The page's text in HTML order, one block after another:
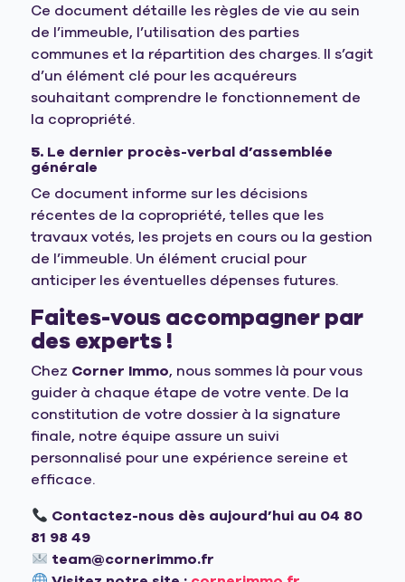
Ce document détaille les règles de vie au sein
de l’immeuble, l’utilisation des parties
communes et la répartition des charges. Il s’agit
d’un élément clé pour les acquéreurs
souhaitant comprendre le fonctionnement de
la copropriété.
5. Le dernier procès-verbal d’assemblée
générale
Ce document informe sur les décisions
récentes de la copropriété, telles que les
travaux votés, les projets en cours ou la gestion
de l’immeuble. Un élément crucial pour
anticiper les éventuelles dépenses futures.
Faites-vous accompagner par
des experts !
Chez Corner Immo, nous sommes là pour vous
guider à chaque étape de votre vente. De la
constitution de votre dossier à la signature
finale, notre équipe assure un suivi
personnalisé pour une expérience sereine et
efficace.
Contactez-nous dès aujourd’hui au 04 80
81 98 49
team@cornerimmo.fr